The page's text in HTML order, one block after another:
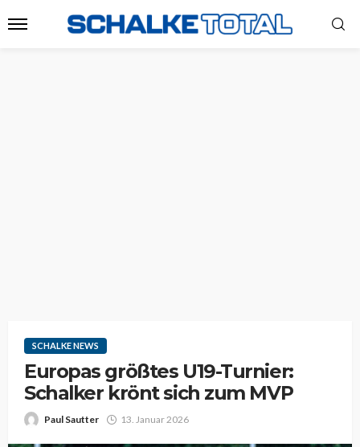
SCHALKE NEWS
Europas größtes U19-Turnier:
Schalker krönt sich zum MVP
Paul Sautter 13. Januar 2026